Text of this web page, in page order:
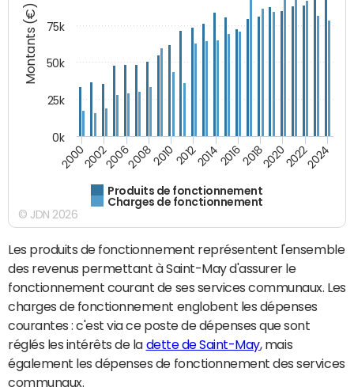
Montants (€)
Produits de fonctionnement
Charges de fonctionnement
200020022006200820102012201420162018202020222024
0k
25k
50k
75k
© JDN 2026
Les produits de fonctionnement représentent l'ensemble
des revenus permettant à Saint-May d'assurer le
fonctionnement courant de ses services communaux. Les
charges de fonctionnement englobent les dépenses
courantes : c'est via ce poste de dépenses que sont
réglés les intérêts de la dette de Saint-May, mais
également les dépenses de fonctionnement des services
communaux.